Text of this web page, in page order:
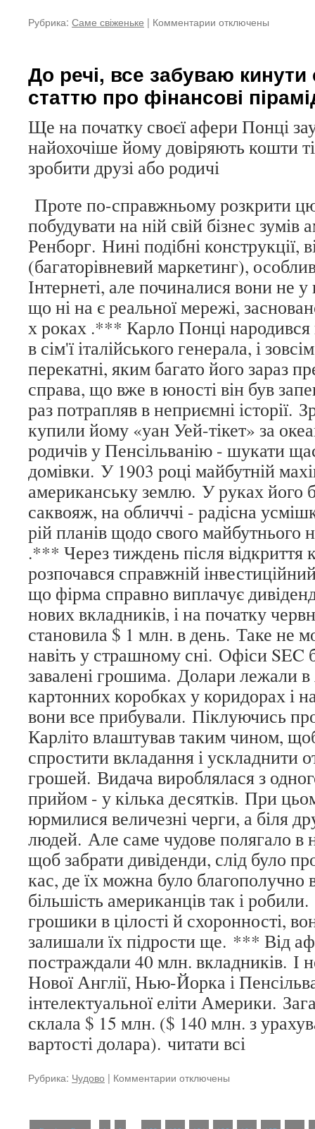
Рубрика: Саме свіженьке | Комментарии к
і
паралельно
з
нишпорив
по
Гугл
отключены
До речі, все забуваю кинути
статтю про фінансові
Ще на початку своєї афери Понці
найохочіше йому довіряють кошти
зробити друзі або родичі
Проте по-справжньому розкрити цю
побудувати на ній свій бізнес
Ренборг. Нині подібні конструкції,
(багаторівневий маркетинг),
Інтернеті, але починалися вони не у
що ні на є реальної мережі,
х роках .*** Карло Понці народився
в сім'ї італійського генерала, і
перекатні, яким багато його зараз
справа, що вже в юності він був
раз потрапляв в неприємні історії.
купили йому «уан Уей-тікет» за
родичів у Пенсільванію - шукати
домівки. У 1903 році майбутній
американську землю. У руках його
саквояж, на обличчі - радісна
рій планів щодо свого майбутнього
.*** Через тиждень після відкриття
розпочався справжній
що фірма справно виплачує
нових вкладників, і на початку
становила $ 1 млн. в день. Таке не
навіть у страшному сні. Офіси SEC
завалені грошима. Долари лежали в
картонних коробках у коридорах і
вони все прибували. Піклуючись про
Карліто влаштував таким чином,
спростити вкладання і ускладнити
грошей. Видача вироблялася з
прийом - у кілька десятків. При
юрмилися величезні черги, а біля
людей. Але саме чудове полягало в
щоб забрати дивіденди, слід було
кас, де їх можна було благополучно
більшість американців так і
грошики в цілості й схоронності,
залишали їх підрости ще. *** Від
постраждали 40 млн. вкладників. І
Нової Англії, Нью-Йорка і
інтелектуальної еліти Америки.
склала $ 15 млн. ($ 140 млн. з
вартості долара). читати всі
Рубрика: Чудово | Комментарии к
речі,
отключены